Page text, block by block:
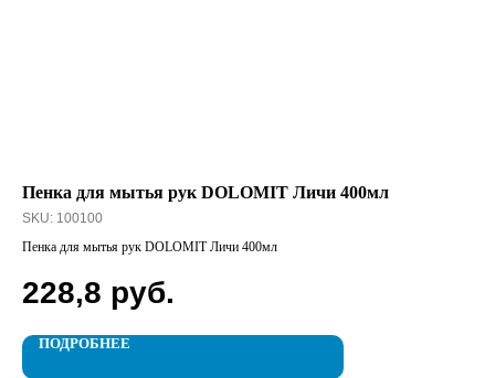
Пенка для мытья рук DOLOMIT Личи 400мл
SKU: 100100
Пенка для мытья рук DOLOMIT Личи 400мл
228,8 руб.
ПОДРОБНЕЕ